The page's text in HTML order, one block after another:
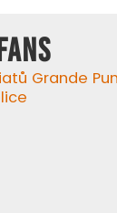
Grande